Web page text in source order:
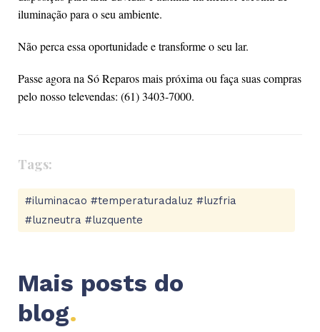
iluminação para o seu ambiente.
Não perca essa oportunidade e transforme o seu lar.
Passe agora na Só Reparos mais próxima ou faça suas compras
pelo nosso televendas: (61) 3403-7000.
Tags:
#iluminacao #temperaturadaluz #luzfria
#luzneutra #luzquente
Mais posts do
blog.